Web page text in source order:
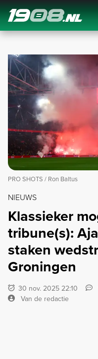
Navigation
PRO SHOTS / Ron Baltus
NIEUWS
Klassieker
tribune(s):
staken
Groningen
30 nov. 2025 22:10
Van de redactie